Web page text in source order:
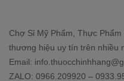
Chợ Sỉ Mỹ Phẩm, Thực
thương hiệu uy tín trên nhiều
Email:
ZALO: 0966.209920 –